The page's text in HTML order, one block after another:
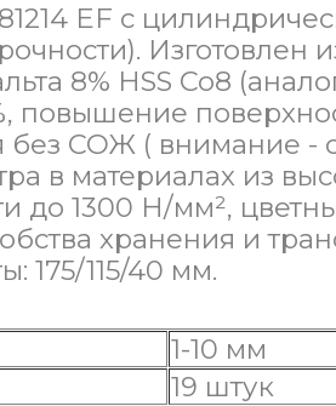
EF с
Изготовлен
8% HSS Co8
повышение
без СОЖ ( внимание -
в материалах из
до 1300 Н/мм²,
хранения и
175/115/40 мм.
1-10 мм
19 штук